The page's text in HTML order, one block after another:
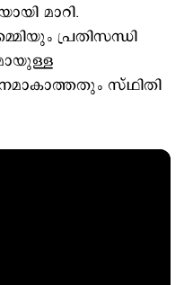
മാറി.
പ്രതിസന്ധി
സ്ഥിതി